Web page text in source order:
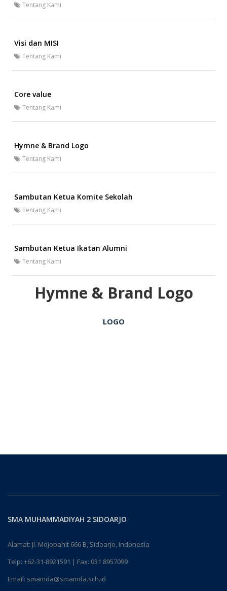
Tentang Kami
Visi dan MISI
Tentang Kami
Core value
Tentang Kami
Hymne & Brand Logo
Tentang Kami
Sambutan Ketua Komite Sekolah
Tentang Kami
Sambutan Ketua Ikatan Alumni
Tentang Kami
Hymne & Brand Logo
LOGO
SMA MUHAMMADIYAH 2 SIDOARJO
Alamat: Jl. Mojopahit 666 B, Sidoarjo, Indonesia
Telp: +62-31-8921591 | Fax: 031 8957099
Email: smamda@smamda.sch.id